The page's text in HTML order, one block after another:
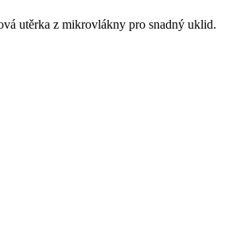
utěrka z mikrovlákny pro snadný uklid.